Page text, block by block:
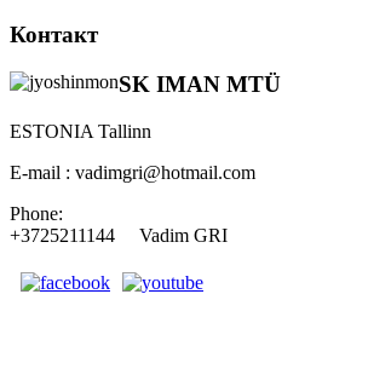
Контакт
SK IMAN MTÜ
ESTONIA Tallinn
E-mail : vadimgri@hotmail.com
Phone:
+3725211144 Vadim GRI